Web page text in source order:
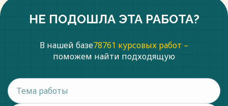
НЕ ПОДОШЛА ЭТА РАБОТА?
В нашей базе78761 курсовых работ –
поможем найти подходящую